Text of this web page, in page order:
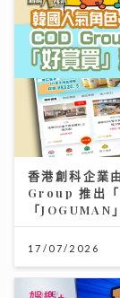
香港創科企業
Group 推出「
「JOGUMAN
17/07/2026